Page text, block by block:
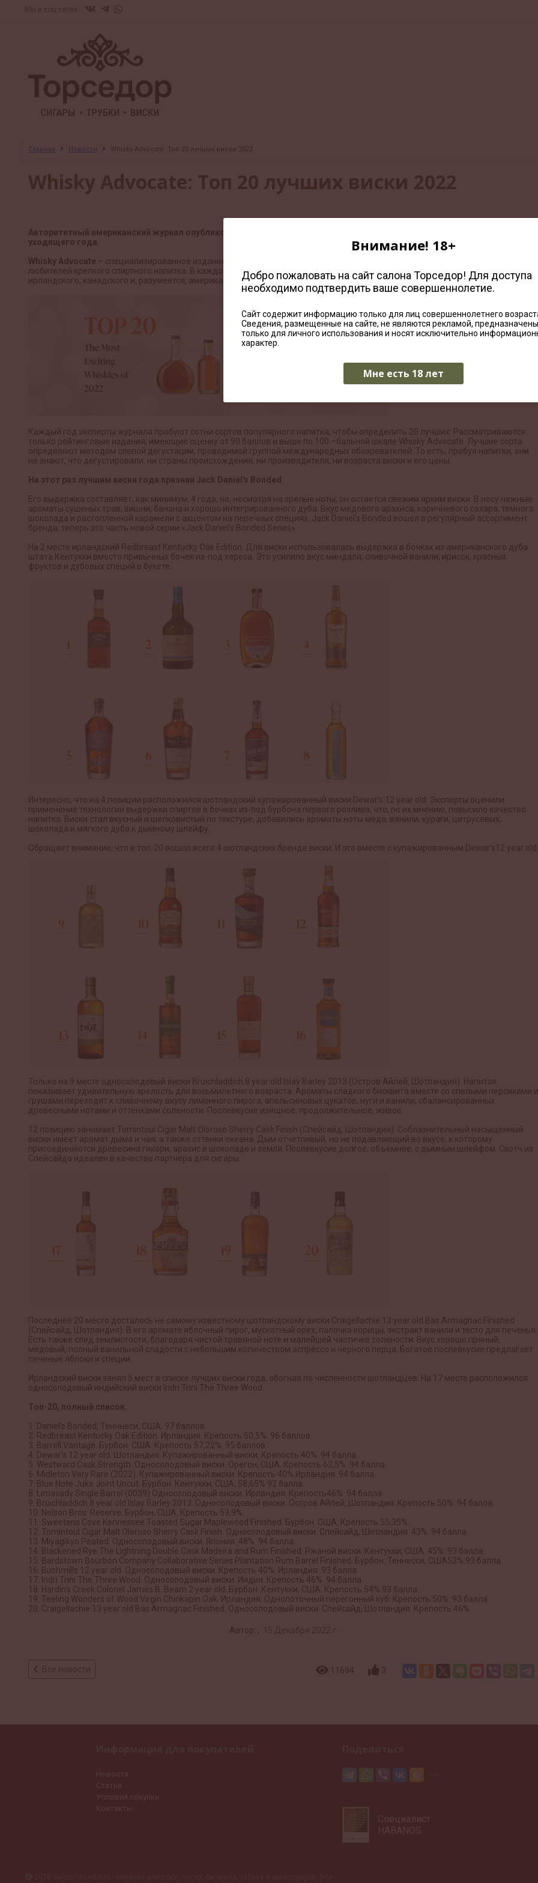
Главная Новости Whisky Advocate: Топ 20 лучших виски 2022
Whisky Advocate: Топ 20 лучших виски 2022
Авторитетный американский журнал опубликовал очередной рейтинг самых интересных, по их мнению, виски
уходящего года.
Whisky Advocate – специализированное издание, посвященное виски. Это важный источник информации и образования для
любителей крепкого спиртного напитка. В каждом выпуске представлены обзоры новинок, рейтинги, истории из мира скотча,
ирландского, канадского и, разумеется, американского виски, интервью с профессионалами индустрии и звездами.
Каждый год эксперты журнала пробуют сотни сортов популярного напитка, чтобы определить 20 лучших. Рассматриваются
только рейтинговые издания, имеющие оценку от 90 баллов и выше по 100 –бальной шкале Whisky Advocate. Лучшие сорта
определяют методом слепой дегустации, проводимой группой международных обозревателей. То есть, пробуя напитки, они
не знают, что дегустировали: ни страны происхождения, ни производителя, ни возраста виски и его цены.
На этот раз лучшим виски года признан Jack Daniel's Bonded.
Его выдержка составляет, как минимум, 4 года, но, несмотря на зрелые ноты, он остается свежим ярким виски. В носу нежные
ароматы сушеных трав, вишни, банана и хорошо интегрированного дуба. Вкус медового арахиса, коричневого сахара, темного
шоколада и растопленной карамели с акцентом на перечных специях. Jack Daniel's Bonded вошел в регулярный ассортимент
бренда, теперь это часть новой серии «Jack Daniel's Bonded Series».
На 2 месте ирландский Redbreast Kentucky Oak Edition. Для виски использовалась выдержка в бочках из американского дуба
штата Кентукки вместо привычных бочек из-под хереса. Это усилило вкус миндаля, сливочной ванили, ирисок, красных
фруктов и дубовых специй в букете.
Интересно, что на 4 позиции расположился шотландский купажированный виски Dewar's 12 year old. Эксперты оценили
применение технологии выдержки спиртов в бочках из-под бурбона первого розлива, что, по их мнению, повысило качество
напитка. Виски стал вкусный и шелковистый по текстуре, добавились ароматы ноты меда, ванили, кураги, цитрусовых,
шоколада и мягкого дуба к дымному шлейфу.
Обращает внимание, что в топ-20 вошло всего 4 шотландских бренда виски. И это вместе с купажированным Dewar's12 year old.
Только на 9 месте односолодовый виски Bruichladdich 8 year old Islay Barley 2013 (Остров Айлей, Шотландия). Напиток
показывает удивительную зрелость для восьмилетнего возраста. Ароматы сладкого бисквита вместе со спелыми персиками и
грушами переходят к сливочному вкусу лимонного пирога, апельсиновых цукатов, нуги и ванили, сбалансированных
древесными нотами и оттенками солености. Послевкусие изящное, продолжительное, живое.
12 позицию занимает Tomintoul Cigar Malt Oloroso Sherry Cask Finish (Спейсайд, Шотландия). Соблазнительный насыщенный
виски имеет аромат дыма и чая, а также оттенки океана. Дым отчетливый, но не подавляющий во вкусе, к которому
присоединяются древесина гикори, арахис в шоколаде и земля. Послевкусие долгое, объемное, с дымным шлейфом. Скотч из
Спейсайда идеален в качестве партнера для сигары.
Последнее 20 место досталось не самому известному шотландскому виски Craigellachie 13 year old Bas Armagnac Finished
(Спейсайд, Шотландия). В его аромате яблочный пирог, мускатный орех, палочка корицы, экстракт ванили и тесто для печенья.
Есть также след землистости, благодаря чистой травяной ноте и малейшей частичке солености. Вкус хорошо пряный,
медовый, полный ванильной сладости с небольшим количеством эспрессо и черного перца. Богатое послевкусие предлагает
печеные яблоки и специи.
Ирландский виски занял 5 мест в списке лучших виски года, обогнав по численности шотландцев. На 17 месте расположился
односолодовый индийский виски Indri Trini The Three Wood.
Топ-20, полный список.
1. Daniel's Bonded, Тенннеси, США. 97 баллов.
2. Redbreast Kentucky Oak Edition. Ирландия. Крепость 50,5%. 96 баллов
3. Barrell Vantage. Бурбон. США. Крепость 57,22%. 95 баллов.
4. Dewar's 12 year old. Шотландия. Купажированный виски. Крепость 40%. 94 балла.
5. Westward Cask Strength. Односолодовый виски. Орегон, США. Крепость 62,5%. 94 балла.
6. Midleton Very Rare (2022). Купажированный виски. Крепость 40%.Ирландия. 94 балла.
7. Blue Note Juke Joint Uncut. Бурбон. Кентукки, США, 58,65% 92 балла.
8. Limavady Single Barrel (0039) Односолодовый виски. Ирландия. Крепость46%. 94 балла
9. Bruichladdich 8 year old Islay Barley 2013. Односолодовый виски. Остров Айлей, Шотландия. Крепость 50%. 94 балла.
10. Nelson Bros. Reserve. Бурбон, США, Крепость 53,9%.
11. Sweetens Cove Kennessee Toasted Sugar Maplewood Finished. Бурбон. США. Крепость 55,35%.
12. Tomintoul Cigar Malt Oloroso Sherry Cask Finish. Односолодовый виски. Спейсайд, Шотландия. 43%. 94 балла.
13. Miyagikyo Peated. Односолодовый виски. Япония. 48%. 94 балла.
14. Blackened Rye The Lightning Double Cask Madeira and Rum Finished. Ржаной виски. Кентукки, США. 45%. 93 балла.
15. Bardstown Bourbon Company Collaborative Series Plantation Rum Barrel Finished. Бурбон. Теннесси, США52%.93 балла.
16. Bushmills 12 year old. Односолодовый виски. Крепость 40%. Ирландия. 93 балла.
17. Indri Trini The Three Wood. Односолодовый виски. Индия. Крепость 46%. 94 балла.
18. Hardin's Creek Colonel James B. Beam 2 year old. Бурбон. Кентукки, США. Крепость 54%.93 балла.
19. Teeling Wonders of Wood Virgin Chinkapin Oak. Ирландия. Однопоточный перегонный куб. Крепость 50%. 93 балла
20. Craigellachie 13 year old Bas Armagnac Finished. Односолодовый виски. Спейсайд, Шотландия. Крепость 46%.
Автор: ,
11694 3
Внимание! 18+
Добро пожаловать на сайт салона Торседор! Для доступа
необходимо подтвердить ваше совершеннолетие.
Сайт содержит информацию только для лиц совершеннолетнего
Сведения, размещенные на сайте, не являются рекламой, предназначены
только для личного использования и носят исключительно
характер.
Мне есть 18 лет
Новости
Статьи
Условия покупки
Контакты
Специалист
HABANOS